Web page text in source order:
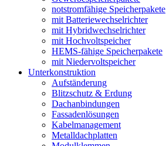
notstromfähige Speicherpakete
mit Batteriewechselrichter
mit Hybridwechselrichter
mit Hochvoltspeicher
HEMS-fähige Speicherpakete
mit Niedervoltspeicher
Unterkonstruktion
Aufständerung
Blitzschutz & Erdung
Dachanbindungen
Fassadenlösungen
Kabelmanagement
Metalldachplatten